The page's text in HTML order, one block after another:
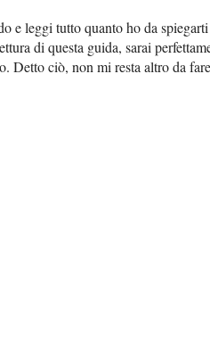
e leggi tutto quanto ho da spiegarti
di questa guida, sarai
Detto ciò, non mi resta altro da